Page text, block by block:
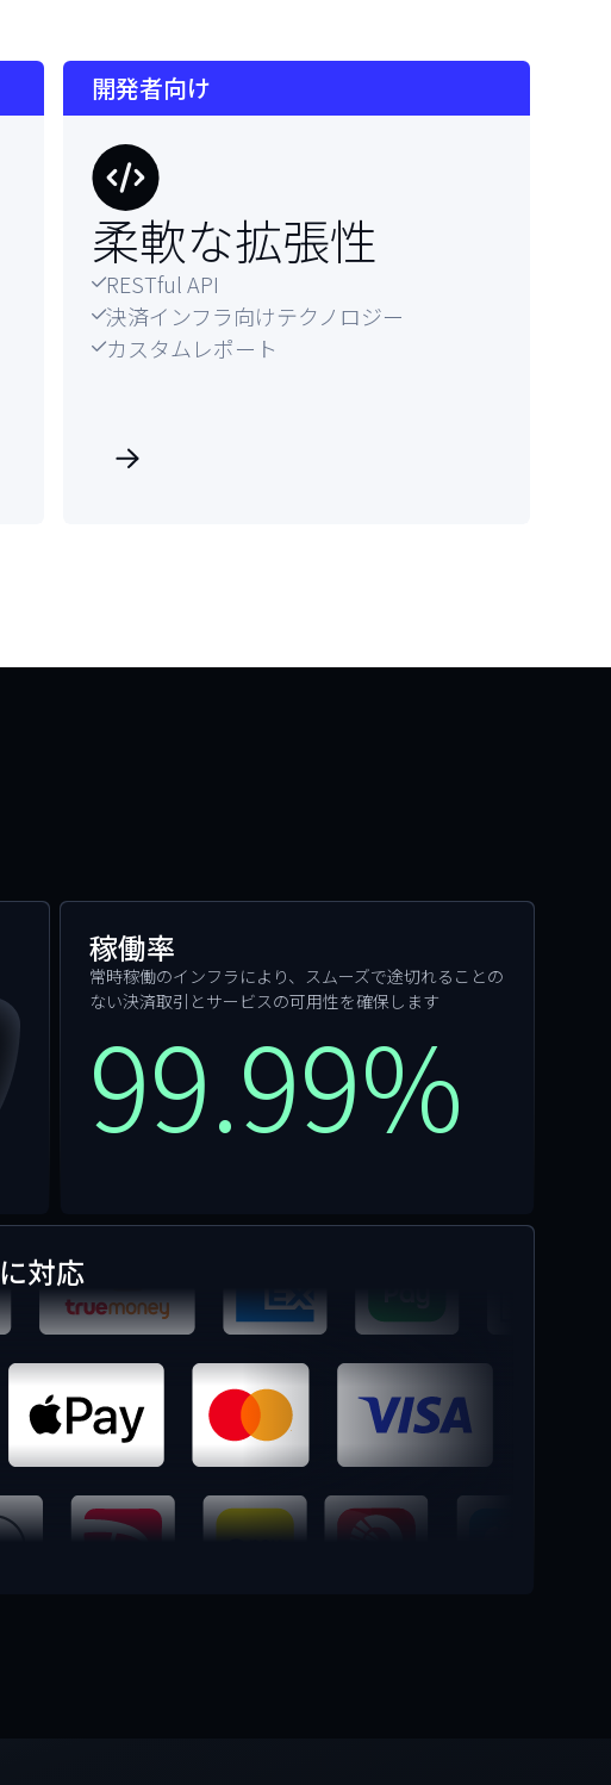
開発者向け
柔軟な拡張性
RESTful API
決済インフラ向けテクノロジー
カスタムレポート
稼働率
常時稼働のインフラにより、スムーズで途切れることの
ない決済取引とサービスの可用性を確保します
99.99%
対応